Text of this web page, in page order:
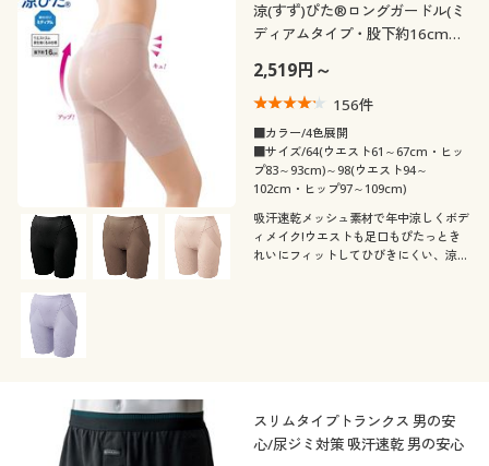
涼(すず)ぴた®ロングガードル(ミ
ディアムタイプ・股下約16cm・
2,519円～
156件
■カラー/4色展開
■サイズ/64(ウエスト61～67cm・ヒッ
プ83～93cm)～98(ウエスト94～
102cm・ヒップ97～109cm)
吸汗速乾メッシュ素材で年中涼しくボデ
ィメイク!ウエストも足口もぴたっとき
れいにフィットしてひびきにくい、涼ぴ
スリムタイプトランクス 男の安
心/尿ジミ対策 吸汗速乾 男の安心